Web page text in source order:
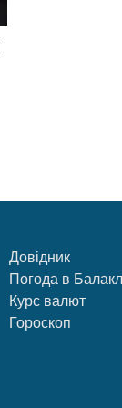
Довідник
Погода в
Курс валют
Гороскоп